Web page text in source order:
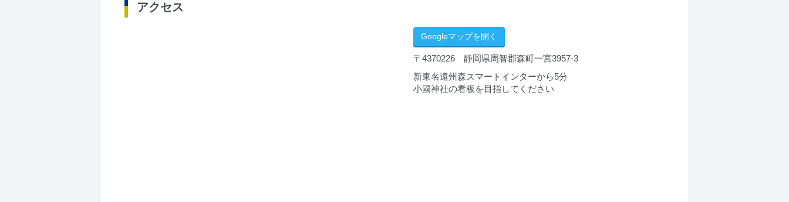
アクセス
Googleマップを開く
〒4370226 静岡県周智郡森町一宮3957-3
新東名遠州森スマートインターから5分
小國神社の看板を目指してください